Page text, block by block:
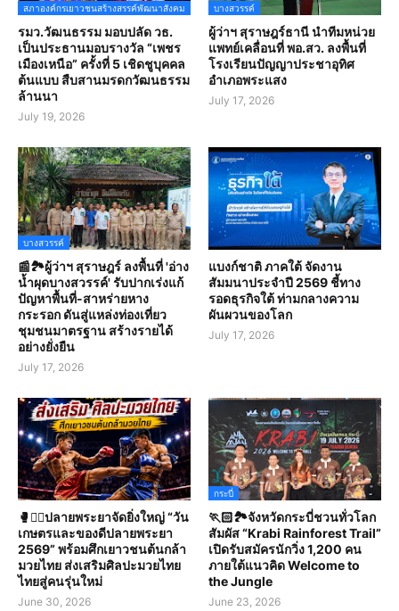
สภาองค์กรเยาวชนสร้างสรรค์พัฒนาสังคม
รมว.วัฒนธรรม มอบปลัด วธ.
เป็นประธานมอบรางวัล “เพชร
เมืองเหนือ” ครั้งที่ 5 เชิดชูบุคคล
ต้นแบบ สืบสานมรดกวัฒนธรรม
ล้านนา
July 19, 2026
บางสวรรค์
ผู้ว่าฯ สุราษฎร์ธานี นำทีมหน่วย
แพทย์เคลื่อนที่ พอ.สว. ลงพื้นที่
โรงเรียนปัญญาประชาอุทิศ
อำเภอพระแสง
July 17, 2026
บางสวรรค์
📰🏞️ผู้ว่าฯ สุราษฎร์ ลงพื้นที่ 'อ่าง
น้ำผุดบางสวรรค์' รับปากเร่งแก้
ปัญหาพื้นที่-สาหร่ายหาง
กระรอก ดันสู่แหล่งท่องเที่ยว
ชุมชนมาตรฐาน สร้างรายได้
อย่างยั่งยืน
July 17, 2026
แบงก์ชาติ ภาคใต้ จัดงาน
สัมมนาประจำปี 2569 ชี้ทาง
รอดธุรกิจใต้ ท่ามกลางความ
ผันผวนของโลก
July 17, 2026
🥊🤼‍♀️ปลายพระยาจัดยิ่งใหญ่ “วัน
เกษตรและของดีปลายพระยา
2569” พร้อมศึกเยาวชนต้นกล้า
มวยไทย ส่งเสริมศิลปะมวยไทย
ไทยสู่คนรุ่นใหม่
June 30, 2026
กระบี่
🏃🏻🏞️จังหวัดกระบี่ชวนทั่วโลก
สัมผัส “Krabi Rainforest Trail”
เปิดรับสมัครนักวิ่ง 1,200 คน
ภายใต้แนวคิด Welcome to
the Jungle
June 23, 2026